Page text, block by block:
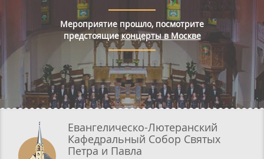
Евангелическо-Лютеранский
Кафедральный Собор Святых
Петра и Павла
Мероприятие прошло, посмотрите
предстоящиеконцерты в Москве